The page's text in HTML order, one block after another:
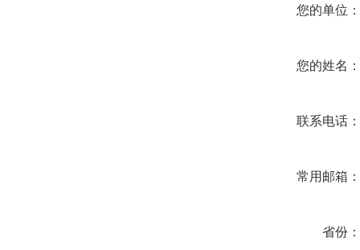
您的单位
您的姓名
联系电话
常用邮箱
省份